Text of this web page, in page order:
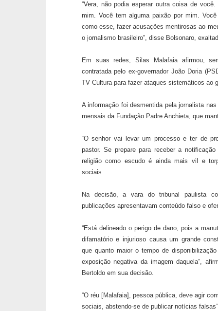
“Vera, não podia esperar outra coisa de
mim. Você tem alguma paixão por mim.
como esse, fazer acusações mentirosas ao
o jornalismo brasileiro”, disse Bolsonaro,
Em suas redes, Silas Malafaia afirmou,
contratada pelo ex-governador João Doria
TV Cultura para fazer ataques sistemáticos ao
A informação foi desmentida pela jornalista
mensais da Fundação Padre Anchieta, que
“O senhor vai levar um processo e ter de
pastor. Se prepare para receber a
religião como escudo é ainda mais vil e
sociais.
Na decisão, a vara do tribunal paulista
publicações apresentavam conteúdo falso e
“Está delineado o perigo de dano, pois a
difamatório e injurioso causa um grande
que quanto maior o tempo de
exposição negativa da imagem daquela”,
Bertoldo em sua decisão.
“O réu [Malafaia], pessoa pública, deve agir
sociais, abstendo-se de publicar notícias